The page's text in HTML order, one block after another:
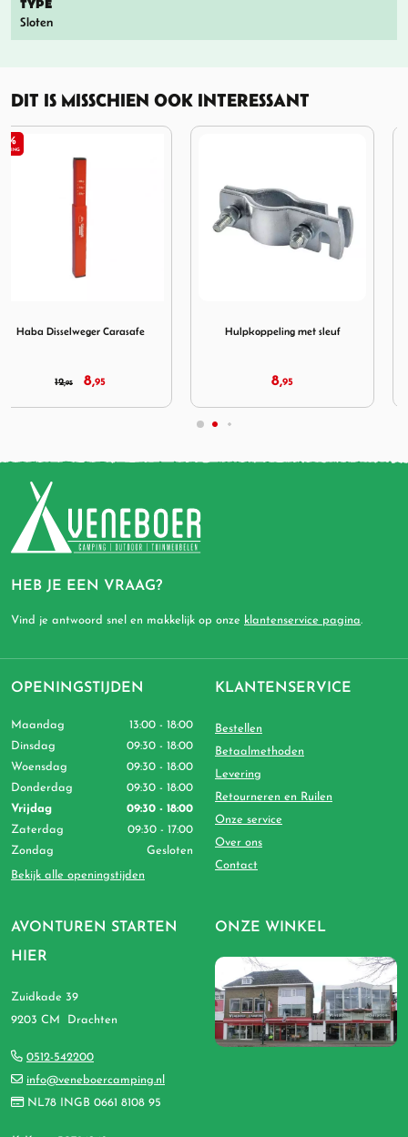
TYPE
Sloten
DIT IS MISSCHIEN OOK INTERESSANT
Hulpkoppeling met sleuf
8,95
Shell Veiligheidsvest Geel XL
HEB JE EEN VRAAG?
Vind je antwoord snel en makkelijk op onze klantenservice pagina.
AVONTUREN STARTEN
HIER
Zuidkade 39
9203 CM Drachten
0512-542200
info@veneboercamping.nl
NL78 INGB 0661 8108 95
OPENINGSTIJDEN
Maandag
13:00 - 18:00
Dinsdag
09:30 - 18:00
Woensdag
09:30 - 18:00
Donderdag
09:30 - 18:00
Vrijdag
09:30 - 18:00
Zaterdag
09:30 - 17:00
Zondag
Gesloten
Bekijk alle openingstijden
KLANTENSERVICE
Bestellen
Betaalmethoden
Levering
Retourneren en Ruilen
Onze service
Over ons
Contact
ONZE WINKEL